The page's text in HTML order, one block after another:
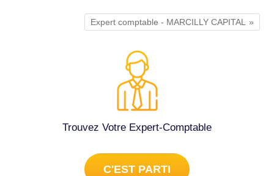
Expert comptable - MARCILLY CAPITAL
Trouvez Votre Expert-Comptable
C'EST PARTI